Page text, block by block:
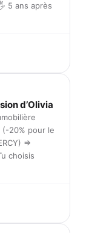
5 ans après
d’Olivia
(-20% pour le
=>
choisis